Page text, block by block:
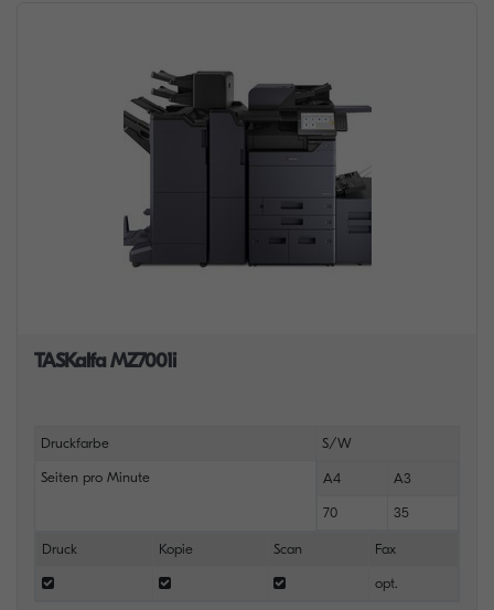
TASKalfa MZ7001i
Druckfarbe S/W
Seiten pro Minute A4 A3
70 35
Druck Kopie Scan Fax
opt.